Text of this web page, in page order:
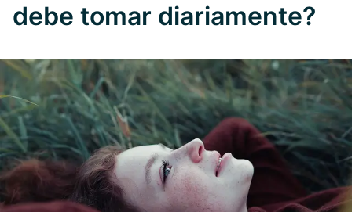
debe tomar diariamente?